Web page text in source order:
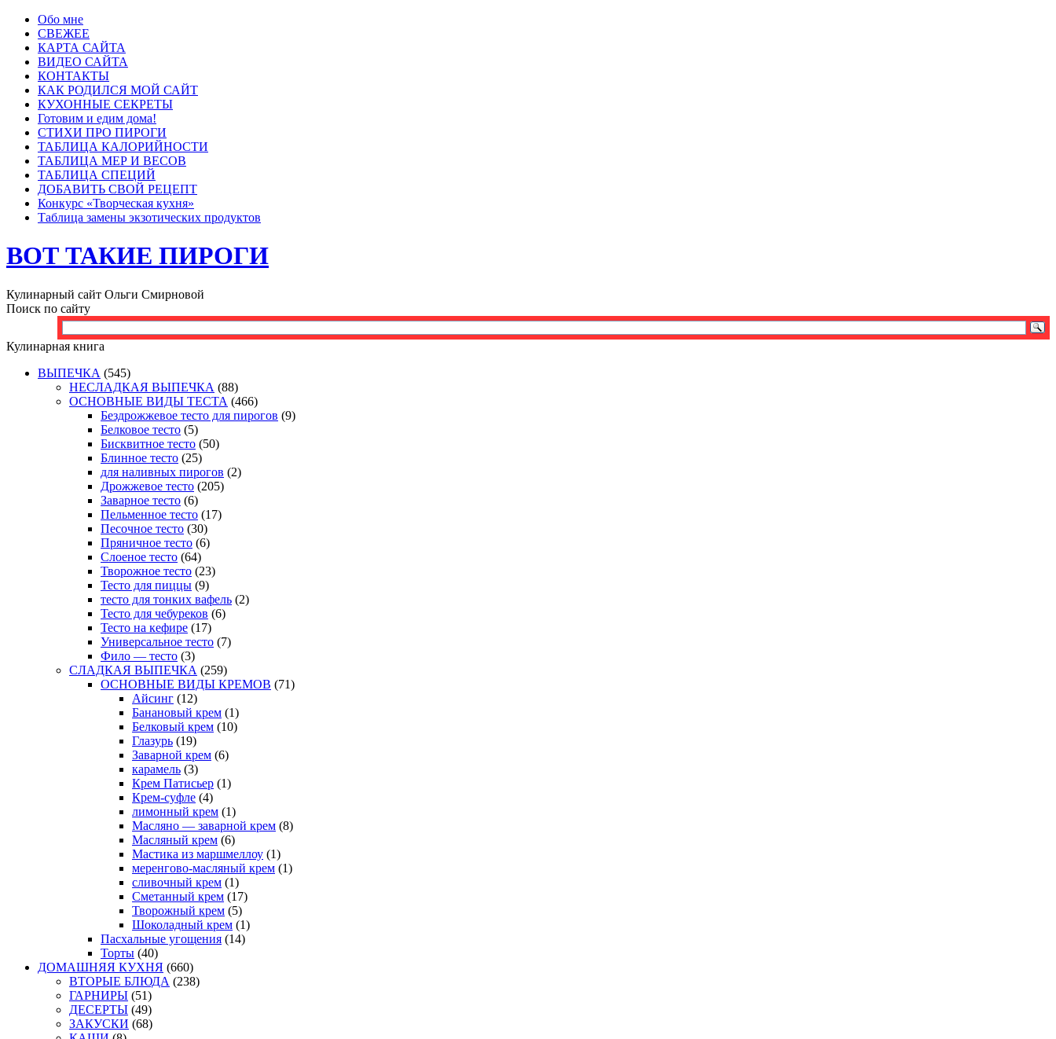
Обо мне
СВЕЖЕЕ
КАРТА САЙТА
ВИДЕО САЙТА
КОНТАКТЫ
КАК РОДИЛСЯ МОЙ САЙТ
КУХОННЫЕ СЕКРЕТЫ
Готовим и едим дома!
СТИХИ ПРО ПИРОГИ
ТАБЛИЦА КАЛОРИЙНОСТИ
ТАБЛИЦА МЕР И ВЕСОВ
ТАБЛИЦА СПЕЦИЙ
ДОБАВИТЬ СВОЙ РЕЦЕПТ
Конкурс «Творческая кухня»
Таблица замены экзотических продуктов
ВОТ ТАКИЕ ПИРОГИ
Кулинарный сайт Ольги Смирновой
Поиск по сайту
Кулинарная книга
ВЫПЕЧКА (545)
НЕСЛАДКАЯ ВЫПЕЧКА (88)
ОСНОВНЫЕ ВИДЫ ТЕСТА (466)
Бездрожжевое тесто для пирогов (9)
Белковое тесто (5)
Бисквитное тесто (50)
Блинное тесто (25)
для наливных пирогов (2)
Дрожжевое тесто (205)
Заварное тесто (6)
Пельменное тесто (17)
Песочное тесто (30)
Пряничное тесто (6)
Слоеное тесто (64)
Творожное тесто (23)
Тесто для пиццы (9)
тесто для тонких вафель (2)
Тесто для чебуреков (6)
Тесто на кефире (17)
Универсальное тесто (7)
Фило — тесто (3)
СЛАДКАЯ ВЫПЕЧКА (259)
ОСНОВНЫЕ ВИДЫ КРЕМОВ (71)
Айсинг (12)
Банановый крем (1)
Белковый крем (10)
Глазурь (19)
Заварной крем (6)
карамель (3)
Крем Патисьер (1)
Крем-суфле (4)
лимонный крем (1)
Масляно — заварной крем (8)
Масляный крем (6)
Мастика из маршмеллоу (1)
меренгово-масляный крем (1)
сливочный крем (1)
Сметанный крем (17)
Творожный крем (5)
Шоколадный крем (1)
Пасхальные угощения (14)
Торты (40)
ДОМАШНЯЯ КУХНЯ (660)
ВТОРЫЕ БЛЮДА (238)
ГАРНИРЫ (51)
ДЕСЕРТЫ (49)
ЗАКУСКИ (68)